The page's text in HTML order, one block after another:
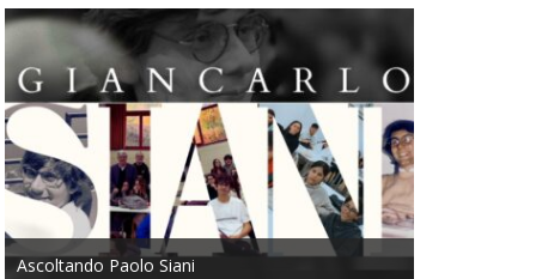
Ascoltando Paolo Siani